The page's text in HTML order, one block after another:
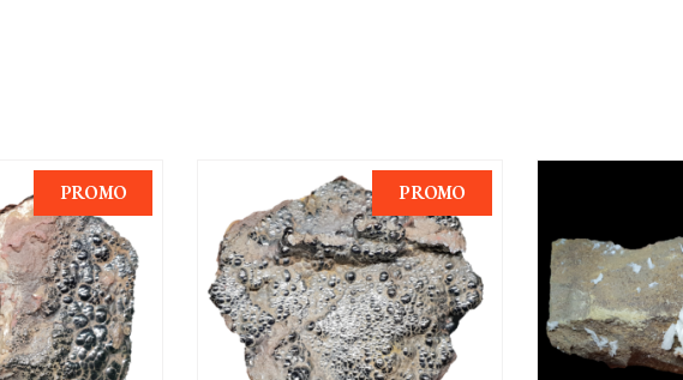
PROMO
AU PANIER
PROMO
AJOUTER AU PANIER